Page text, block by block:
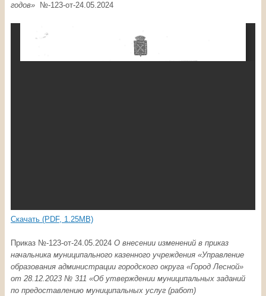
годов» №-123-oт-24.05.2024
Скачать (PDF, 1.25MB)
Приказ №-123-oт-24.05.2024 О внесении изменений в приказ
начальника муниципального казенного учреждения «Управление
образования администрации городского округа «Город Лесной»
от 28.12.2023 № 311 «Об утверждении муниципальных заданий
по предоставлению муниципальных услуг (работ)